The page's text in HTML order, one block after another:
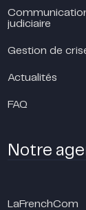
judiciaire
Gestion de
Actualités
FAQ
Notre
LaFrenchCom